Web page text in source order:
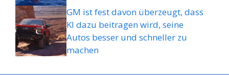
GM ist fest davon überzeugt, dass
KI dazu beitragen wird, seine
Autos besser und schneller zu
machen